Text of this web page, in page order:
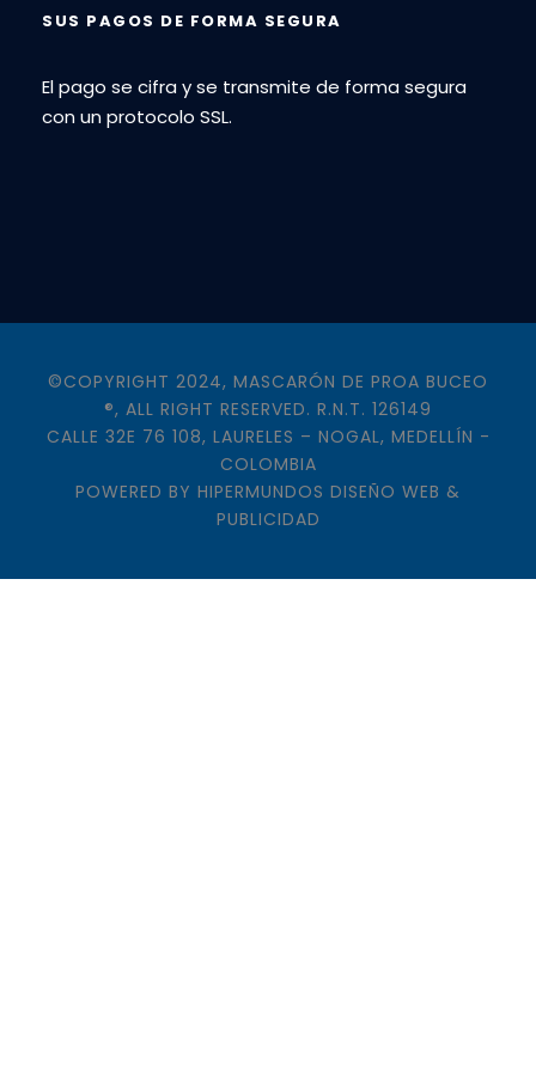
SUS PAGOS DE FORMA SEGURA
El pago se cifra y se transmite de forma segura
con un protocolo SSL.
©COPYRIGHT 2024, MASCARÓN DE PROA BUCEO
®, ALL RIGHT RESERVED. R.N.T. 126149
CALLE 32E 76 108, LAURELES – NOGAL, MEDELLÍN -
COLOMBIA
POWERED BY HIPERMUNDOS DISEÑO WEB &
PUBLICIDAD